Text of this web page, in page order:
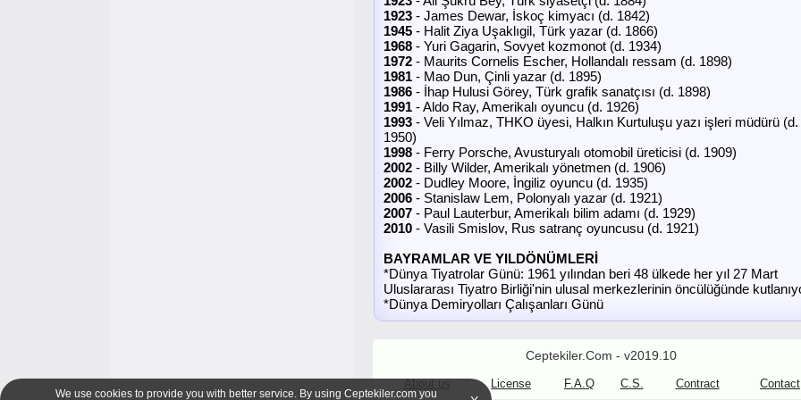
1923 - James Dewar, İskoç kimyacı (d. 1842)
1945 - Halit Ziya Uşaklıgil, Türk yazar (d. 1866)
1968 - Yuri Gagarin, Sovyet kozmonot (d. 1934)
1972 - Maurits Cornelis Escher, Hollandalı ressam (d. 1898)
1981 - Mao Dun, Çinli yazar (d. 1895)
1986 - İhap Hulusi Görey, Türk grafik sanatçısı (d. 1898)
1991 - Aldo Ray, Amerikalı oyuncu (d. 1926)
1993 - Veli Yılmaz, THKO üyesi, Halkın Kurtuluşu yazı işleri müdürü (d.
1950)
1998 - Ferry Porsche, Avusturyalı otomobil üreticisi (d. 1909)
2002 - Billy Wilder, Amerikalı yönetmen (d. 1906)
2002 - Dudley Moore, İngiliz oyuncu (d. 1935)
2006 - Stanislaw Lem, Polonyalı yazar (d. 1921)
2007 - Paul Lauterbur, Amerikalı bilim adamı (d. 1929)
2010 - Vasili Smislov, Rus satranç oyuncusu (d. 1921)
BAYRAMLAR VE YILDÖNÜMLERİ
*Dünya Tiyatrolar Günü: 1961 yılından beri 48 ülkede her yıl 27 Mart
Uluslararası Tiyatro Birliği'nin ulusal merkezlerinin öncülüğünde
*Dünya Demiryolları Çalışanları Günü
Ceptekiler.Com - v2019.10
License F.A.Q C.S. Contract Contact
We use cookies to provide you with better service. By using Ceptekiler.com you